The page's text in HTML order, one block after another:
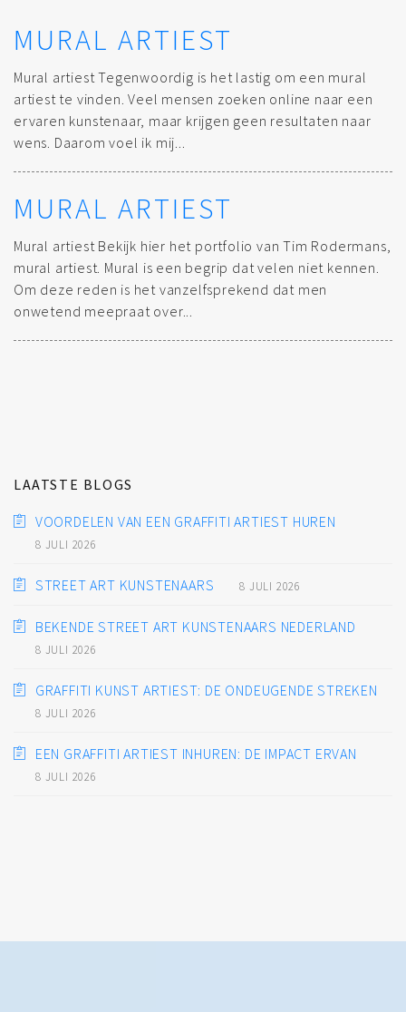
MURAL ARTIEST
Mural artiest Tegenwoordig is het lastig om een mural
artiest te vinden. Veel mensen zoeken online naar een
ervaren kunstenaar, maar krijgen geen resultaten naar
wens. Daarom voel ik mij...
MURAL ARTIEST
Mural artiest Bekijk hier het portfolio van Tim Rodermans,
mural artiest. Mural is een begrip dat velen niet kennen.
Om deze reden is het vanzelfsprekend dat men
onwetend meepraat over...
LAATSTE BLOGS
VOORDELEN VAN EEN GRAFFITI ARTIEST HUREN
8 JULI 2026
STREET ART KUNSTENAARS 8 JULI 2026
BEKENDE STREET ART KUNSTENAARS NEDERLAND
8 JULI 2026
GRAFFITI KUNST ARTIEST: DE ONDEUGENDE STREKEN
8 JULI 2026
EEN GRAFFITI ARTIEST INHUREN: DE IMPACT ERVAN
8 JULI 2026